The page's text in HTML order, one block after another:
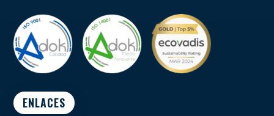
ENLACES